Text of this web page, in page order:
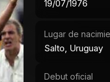
19/07/1976
Lugar de
Salto, Uruguay
Debut oficial